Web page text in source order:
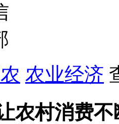
农业经济
农村消费